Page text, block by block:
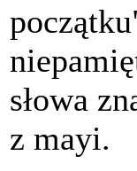
słowa
z mayi.